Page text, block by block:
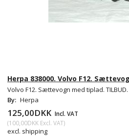
Herpa 838000. Volvo F12.
Volvo F12. Sættevogn med tiplad. TILBUD.
By: Herpa
125,00DKK Incl. VAT
(100,00DKK Excl. VAT)
excl. shipping